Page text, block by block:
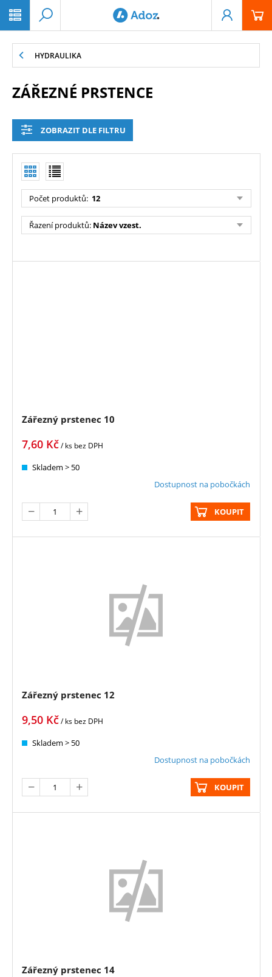
HYDRAULIKA
ZÁŘEZNÉ PRSTENCE
ZOBRAZIT DLE FILTRU
Počet produktů: 12
Řazení produktů: Název vzest.
Zářezný prstenec 10
7,60 Kč/ ks bez DPH
Skladem > 50
Dostupnost na pobočkách
KOUPIT
Zářezný prstenec 12
9,50 Kč/ ks bez DPH
Skladem > 50
Dostupnost na pobočkách
KOUPIT
Zářezný prstenec 14